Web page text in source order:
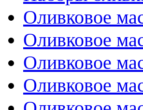
Оливковое
Оливковое
Оливковое
Оливковое